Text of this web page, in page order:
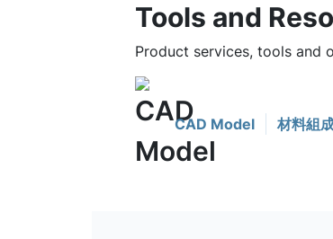
Tools and
Product services, tools and
CAD Model 材料組